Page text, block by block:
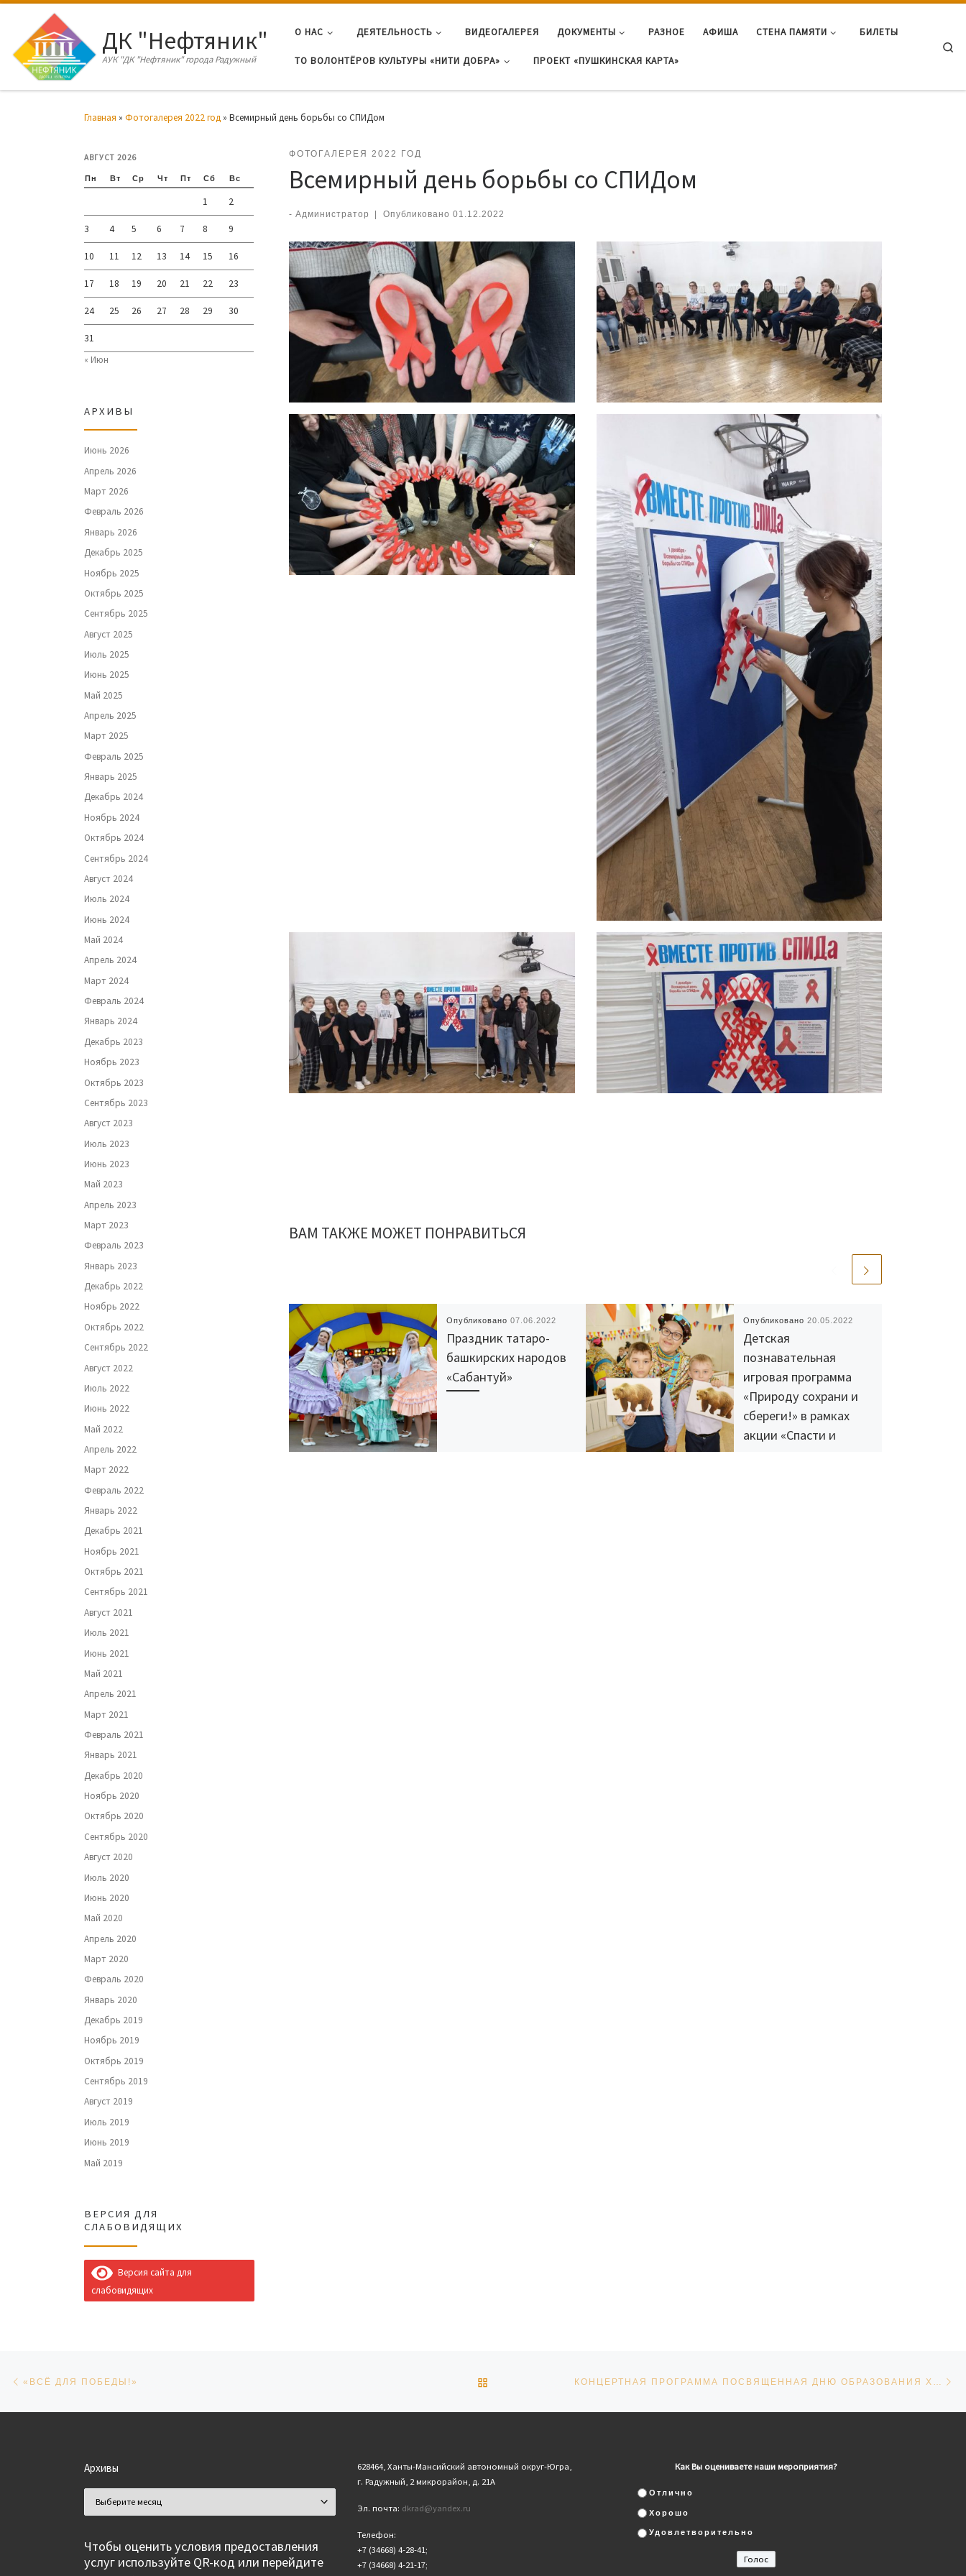
Перейти к содержимому
ДК "Нефтяник"
АУК "ДК "Нефтяник" города Радужный
О НАС ДЕЯТЕЛЬНОСТЬ ВИДЕОГАЛЕРЕЯ ДОКУМЕНТЫ РАЗНОЕ АФИША СТЕНА ПАМЯТИ БИЛЕТЫ
ТО ВОЛОНТЁРОВ КУЛЬТУРЫ «НИТИ ДОБРА» ПРОЕКТ «ПУШКИНСКАЯ КАРТА»
Главная » Фотогалерея 2022 год » Всемирный день борьбы со СПИДом
ФОТОГАЛЕРЕЯ 2022 ГОД
Всемирный день борьбы со СПИДом
- Администратор Опубликовано 01.12.2022
ВАМ ТАКЖЕ МОЖЕТ ПОНРАВИТЬСЯ
Опубликовано07.06.2022
Праздник татаро-
башкирских народов
«Сабантуй»
Опубликовано 20.05.2022
Детская
познавательная
игровая программа
«Природу сохрани и
сбереги!» в рамках
акции «Спасти и
АВГУСТ 2026
Пн Вт Ср Чт Пт Сб Вс
1 2
3 4 5 6 7 8 9
10 11 12 13 14 15 16
17 18 19 20 21 22 23
24 25 26 27 28 29 30
31
« Июн
АРХИВЫ
Июнь 2026
Апрель 2026
Март 2026
Февраль 2026
Январь 2026
Декабрь 2025
Ноябрь 2025
Октябрь 2025
Сентябрь 2025
Август 2025
Июль 2025
Июнь 2025
Май 2025
Апрель 2025
Март 2025
Февраль 2025
Январь 2025
Декабрь 2024
Ноябрь 2024
Октябрь 2024
Сентябрь 2024
Август 2024
Июль 2024
Июнь 2024
Май 2024
Апрель 2024
Март 2024
Февраль 2024
Январь 2024
Декабрь 2023
Ноябрь 2023
Октябрь 2023
Сентябрь 2023
Август 2023
Июль 2023
Июнь 2023
Май 2023
Апрель 2023
Март 2023
Февраль 2023
Январь 2023
Декабрь 2022
Ноябрь 2022
Октябрь 2022
Сентябрь 2022
Август 2022
Июль 2022
Июнь 2022
Май 2022
Апрель 2022
Март 2022
Февраль 2022
Январь 2022
Декабрь 2021
Ноябрь 2021
Октябрь 2021
Сентябрь 2021
Август 2021
Июль 2021
Июнь 2021
Май 2021
Апрель 2021
Март 2021
Февраль 2021
Январь 2021
Декабрь 2020
Ноябрь 2020
Октябрь 2020
Сентябрь 2020
Август 2020
Июль 2020
Июнь 2020
Май 2020
Апрель 2020
Март 2020
Февраль 2020
Январь 2020
Декабрь 2019
Ноябрь 2019
Октябрь 2019
Сентябрь 2019
Август 2019
Июль 2019
Июнь 2019
Май 2019
ВЕРСИЯ ДЛЯ
СЛАБОВИДЯЩИХ
Версия сайта для
слабовидящих
Навигация по записям
«ВСЁ ДЛЯ ПОБЕДЫ!» ОБРАТНО К СПИСКУ ЗАПИСЕЙ
Архивы
Чтобы оценить условия предоставления
услуг используйте QR-код или перейдите
628464, Ханты-Мансийский автономный округ-Югра,
г. Радужный, 2 микрорайон, д. 21А
Эл. почта: dkrad@yandex.ru
Телефон:
+7 (34668) 4-28-41;
+7 (34668) 4-21-17;
Как Вы оцениваете наши мероприятия?
Отлично
Хорошо
Удовлетворительно